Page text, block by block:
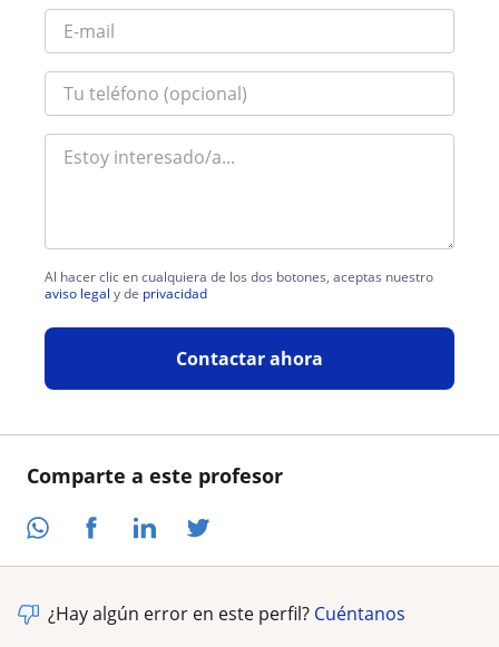
Comparte a este profesor
Al hacer clic en cualquiera de los dos botones, aceptas nuestro
aviso legal y de privacidad
Contactar ahora
¿Hay algún error en este perfil? Cuéntanos